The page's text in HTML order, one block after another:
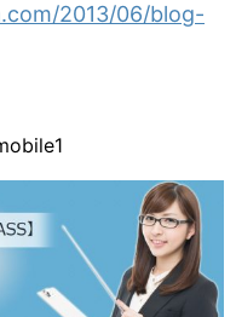
2013/06/blog-